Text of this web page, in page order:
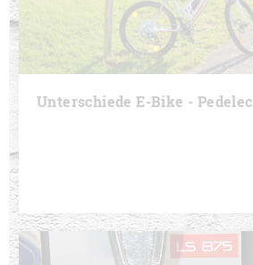
Unterschiede E-Bike - Pedelec